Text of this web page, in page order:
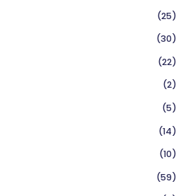
(25)
(30)
(22)
(2)
(5)
(14)
(10)
(59)